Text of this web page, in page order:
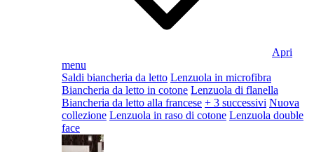
Apri
menu
Saldi biancheria da letto Lenzuola in microfibra
Biancheria da letto in cotone Lenzuola di flanella
Biancheria da letto alla francese + 3 successivi Nuova
collezione Lenzuola in raso di cotone Lenzuola double
face